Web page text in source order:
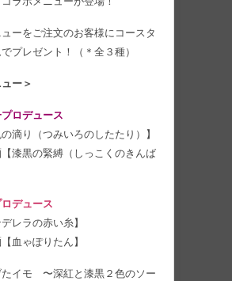
ューをご注文のお客様にコースタ
プレゼント！（＊全３種）
ー＞
ロデュース
滴り（つみいろのしたたり）】
漆黒の緊縛（しっこくのきんば
デュース
レラの赤い糸】
血ゃぽりたん】
イモ 〜深紅と漆黒２色のソー